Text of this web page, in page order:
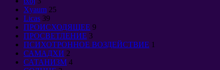
Xyaum 25
Licas 39
ПРОИСХОДЯЩЕЕ 9
ПРОСВЕТЛЕНИЕ 3
ПСИХОТРОННОЕ ВОЗДЕЙСТВИЕ 1
САМАДХИ 2
САТАНИЗМ 4